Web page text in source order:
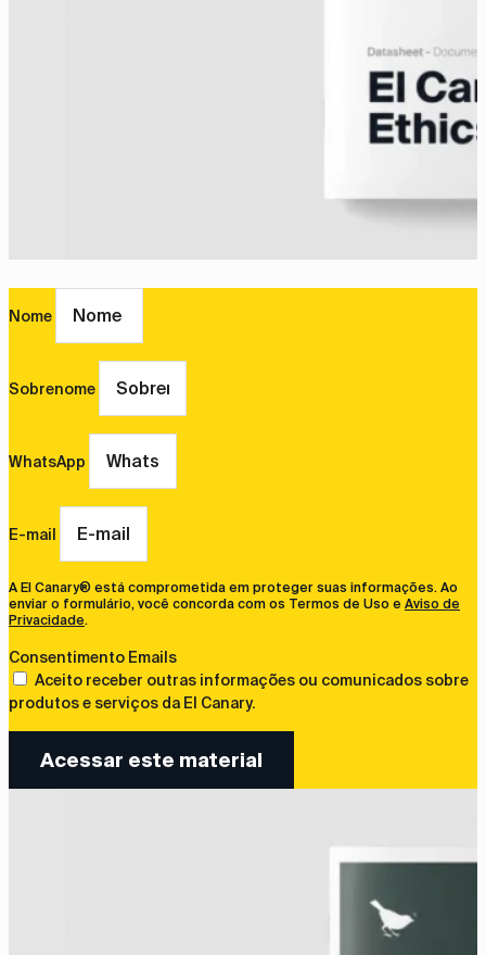
Nome
Sobrenome
WhatsApp
E-mail
A El Canary® está comprometida em proteger suas informações. Ao
enviar o formulário, você concorda com os Termos de Uso e Aviso de
Privacidade.
Consentimento Emails
Aceito receber outras informações ou comunicados sobre
produtos e serviços da El Canary.
Acessar este material